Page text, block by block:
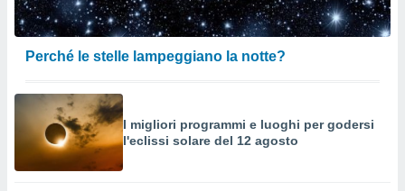
Perché le stelle lampeggiano la notte?
I migliori programmi e luoghi per godersi
l'eclissi solare del 12 agosto